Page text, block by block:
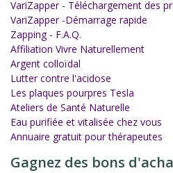
VariZapper - Téléchargement des
VariZapper -Démarrage rapide
Zapping - F.A.Q.
Affiliation Vivre Naturellement
Argent colloïdal
Lutter contre l'acidose
Les plaques pourpres Tesla
Ateliers de Santé Naturelle
Eau purifiée et vitalisée chez vous
Annuaire gratuit pour thérapeutes
Gagnez des bons